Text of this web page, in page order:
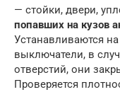
— стойки, двери,
попавших на кузов
Устанавливаются
выключатели, в
отверстий, они
Проверяется